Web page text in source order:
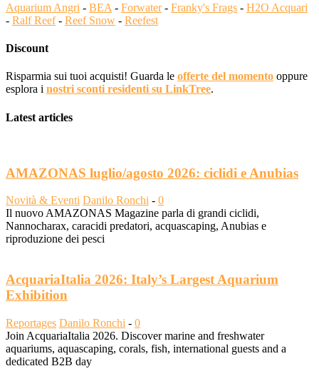
Aquarium Angri - BEA - Forwater- Franky's Frags - H2O Acquari
- Ralf Reef- Reef Snow - Reefest
Discount
Risparmia sui tuoi acquisti! Guarda le offerte del momento oppure
esplora i nostri sconti residenti su LinkTree.
Latest articles
AMAZONAS luglio/agosto 2026: ciclidi e Anubias
Novità & Eventi Danilo Ronchi - 0
Il nuovo AMAZONAS Magazine parla di grandi ciclidi,
Nannocharax, caracidi predatori, acquascaping, Anubias e
riproduzione dei pesci
AcquariaItalia 2026: Italy’s Largest Aquarium
Exhibition
Reportages Danilo Ronchi - 0
Join AcquariaItalia 2026. Discover marine and freshwater
aquariums, aquascaping, corals, fish, international guests and a
dedicated B2B day